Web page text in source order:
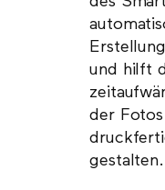
und hilft
der Fotos
gestalten.